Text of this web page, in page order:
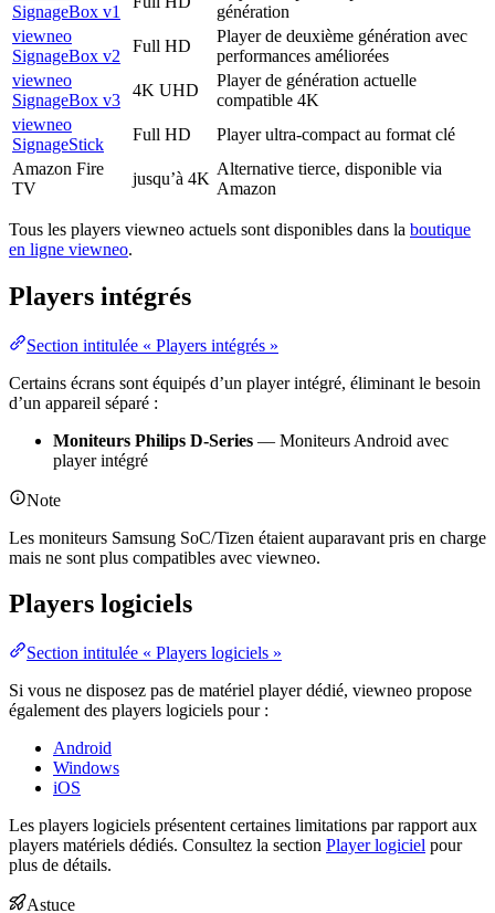
SignageBox v1
génération
viewneo
SignageBox v2
Full HD
Player de deuxième génération avec
performances améliorées
viewneo
SignageBox v3
4K UHD
Player de génération actuelle
compatible 4K
viewneo
SignageStick
Full HD
Player ultra-compact au format clé
Amazon Fire
TV
jusqu’à 4K
Alternative tierce, disponible via
Amazon
Tous les players viewneo actuels sont disponibles dans la boutique
en ligne viewneo.
Players intégrés
Section intitulée « Players intégrés »
Certains écrans sont équipés d’un player intégré, éliminant le besoin
d’un appareil séparé :
Moniteurs Philips D-Series — Moniteurs Android avec
player intégré
Note
Les moniteurs Samsung SoC/Tizen étaient auparavant pris en charge
mais ne sont plus compatibles avec viewneo.
Players logiciels
Section intitulée « Players logiciels »
Si vous ne disposez pas de matériel player dédié, viewneo propose
également des players logiciels pour :
Android
Windows
iOS
Les players logiciels présentent certaines limitations par rapport aux
players matériels dédiés. Consultez la section Player logiciel pour
plus de détails.
Astuce